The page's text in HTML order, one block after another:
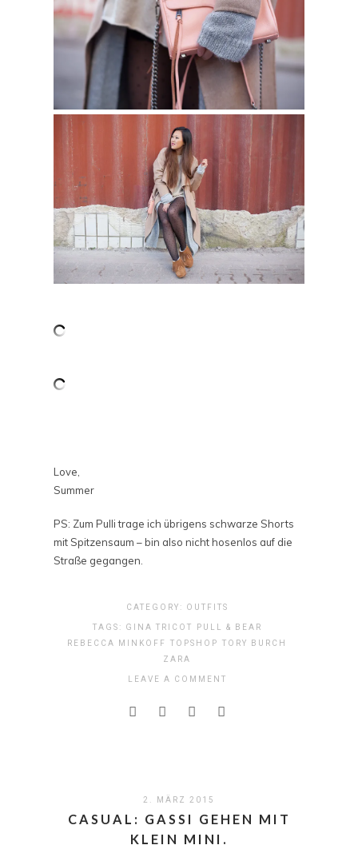
Love,
Summer
PS: Zum Pulli trage ich übrigens schwarze Shorts
mit Spitzensaum – bin also nicht hosenlos auf die
Straße gegangen.
CATEGORY: OUTFITS
TAGS: GINA TRICOT
PULL & BEAR
REBECCA MINKOFF
TOPSHOP
TORY BURCH
ZARA
LEAVE A COMMENT
2. MÄRZ 2015
CASUAL: GASSI GEHEN MIT
KLEIN MINI.